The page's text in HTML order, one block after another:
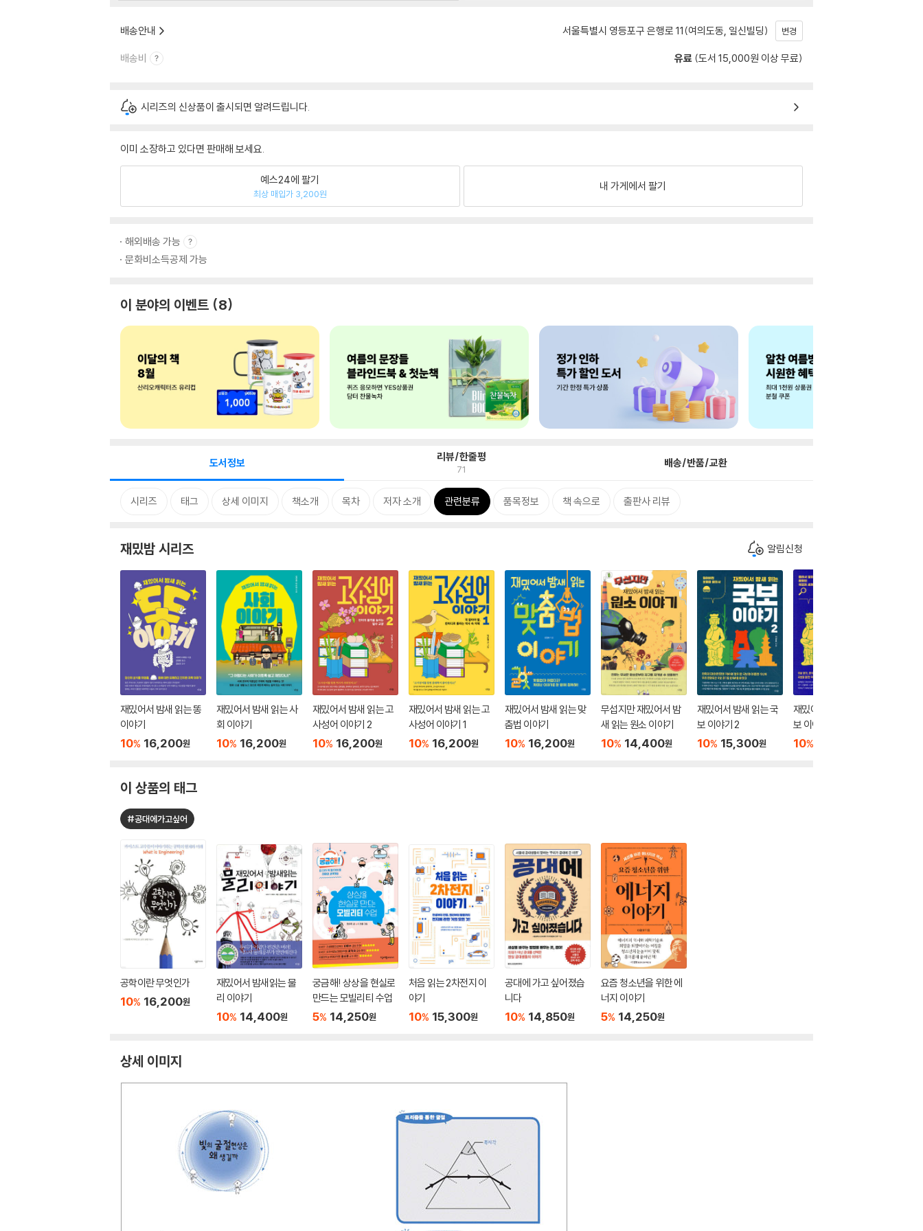
배송안내 서울특별시 영등포구 은행로 11(여의도동, 일신빌딩) 변경
배송비 유료 (도서 15,000원 이상 무료)
시리즈의 신상품이 출시되면 알려드립니다.
이미 소장하고 있다면 판매해 보세요.
예스24에 팔기
최상 매입가 3,200원
내 가게에서 팔기
해외배송 가능
문화비소득공제 가능
이 분야의 이벤트 8
도서정보 리뷰/한줄평
71 배송/반품/교환
시리즈 태그 상세 이미지 책소개 목차 저자 소개 관련분류 품목정보 책 속으로 출판사 리뷰
재밌밤 시리즈 알림신청
재밌어서 밤새 읽는 똥
이야기
10% 16,200원
재밌어서 밤새 읽는 사
회 이야기
10% 16,200원
재밌어서 밤새 읽는 고
사성어 이야기 2
10% 16,200원
재밌어서 밤새 읽는 고
사성어 이야기 1
10% 16,200원
재밌어서 밤새 읽는 맞
춤법 이야기
10% 16,200원
무섭지만 재밌어서 밤
새 읽는 원소 이야기
10% 14,400원
재밌어서 밤새 읽는 국
보 이야기 2
10% 15,300원
재밌어서 밤새 읽는 국
보 이야기 1
10%
이 상품의 태그
#공대에가고싶어
공학이란 무엇인가
10% 16,200원
재밌어서 밤새읽는 물
리 이야기
10% 14,400원
궁금해! 상상을 현실로
만드는 모빌리티 수업
5% 14,250원
처음 읽는 2차전지 이
야기
10% 15,300원
공대에 가고 싶어졌습
니다
10% 14,850원
요즘 청소년을 위한 에
너지 이야기
5% 14,250원
상세 이미지